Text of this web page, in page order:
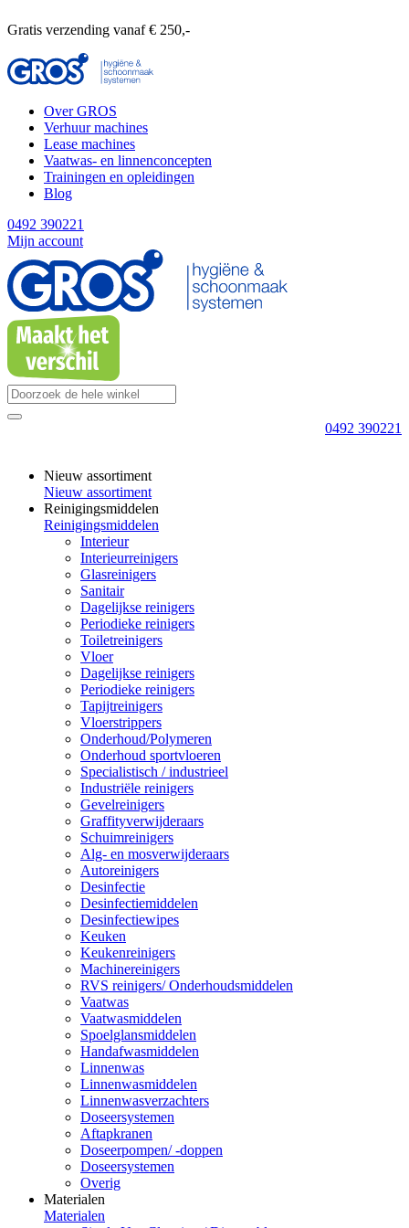
Gratis verzending vanaf € 250,-
Over GROS
Verhuur machines
Lease machines
Vaatwas- en linnenconcepten
Trainingen en opleidingen
Blog
0492 390221
Mijn account
0492 390221
Nieuw assortiment
Nieuw assortiment
Reinigingsmiddelen
Reinigingsmiddelen
Interieur
Interieurreinigers
Glasreinigers
Sanitair
Dagelijkse reinigers
Periodieke reinigers
Toiletreinigers
Vloer
Dagelijkse reinigers
Periodieke reinigers
Tapijtreinigers
Vloerstrippers
Onderhoud/Polymeren
Onderhoud sportvloeren
Specialistisch / industrieel
Industriële reinigers
Gevelreinigers
Graffityverwijderaars
Schuimreinigers
Alg- en mosverwijderaars
Autoreinigers
Desinfectie
Desinfectiemiddelen
Desinfectiewipes
Keuken
Keukenreinigers
Machinereinigers
RVS reinigers/ Onderhoudsmiddelen
Vaatwas
Vaatwasmiddelen
Spoelglansmiddelen
Handafwasmiddelen
Linnenwas
Linnenwasmiddelen
Linnenwasverzachters
Doseersystemen
Aftapkranen
Doseerpompen/ -doppen
Doseersystemen
Overig
Materialen
Materialen